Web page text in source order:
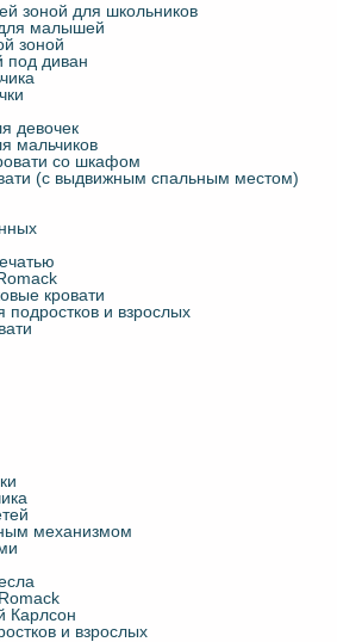
зоной для школьников
для малышей
зоной
под диван
девочек
мальчиков
со шкафом
(с выдвижным спальным местом)
кровати
подростков и взрослых
механизмом
Карлсон
и взрослых